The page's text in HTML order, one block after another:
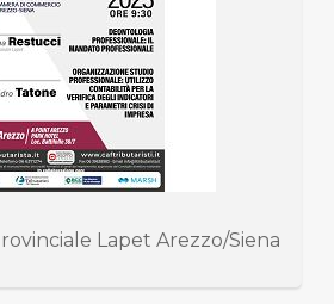
Lapet Arezzo/Siena